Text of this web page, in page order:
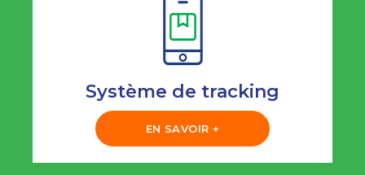
Système de tracking
EN SAVOIR +